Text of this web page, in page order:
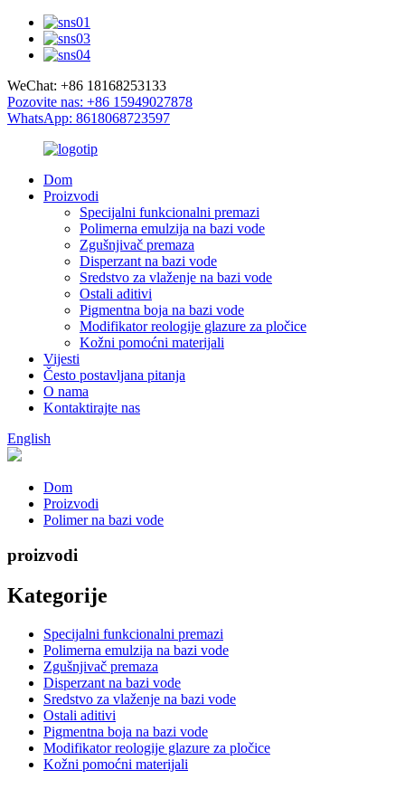
WeChat: +86 18168253133
Pozovite nas: +86 15949027878
WhatsApp: 8618068723597
Dom
Proizvodi
Specijalni funkcionalni premazi
Polimerna emulzija na bazi vode
Zgušnjivač premaza
Disperzant na bazi vode
Sredstvo za vlaženje na bazi vode
Ostali aditivi
Pigmentna boja na bazi vode
Modifikator reologije glazure za pločice
Kožni pomoćni materijali
Vijesti
Često postavljana pitanja
O nama
Kontaktirajte nas
English
Dom
Proizvodi
Polimer na bazi vode
proizvodi
Kategorije
Specijalni funkcionalni premazi
Polimerna emulzija na bazi vode
Zgušnjivač premaza
Disperzant na bazi vode
Sredstvo za vlaženje na bazi vode
Ostali aditivi
Pigmentna boja na bazi vode
Modifikator reologije glazure za pločice
Kožni pomoćni materijali